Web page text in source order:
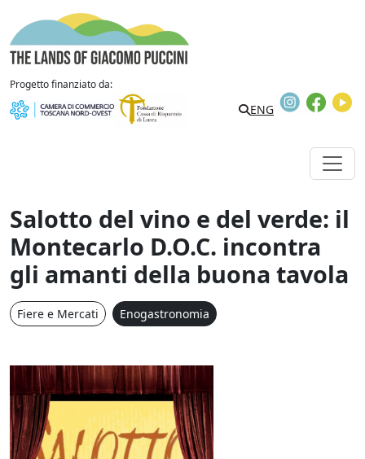
Vai al contenuto
Progetto finanziato da:
Search
ENG
Instagram
Salotto del vino e del verde: il
Montecarlo D.O.C. incontra
gli amanti della buona tavola
Fiere e Mercati Enogastronomia